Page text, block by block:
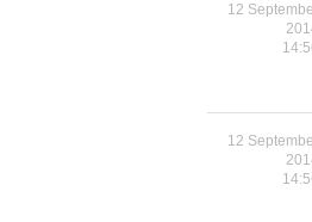
12
12